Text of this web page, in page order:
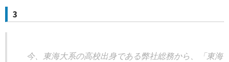
3
今、東海大系の高校出身である弊社総務から、「東海